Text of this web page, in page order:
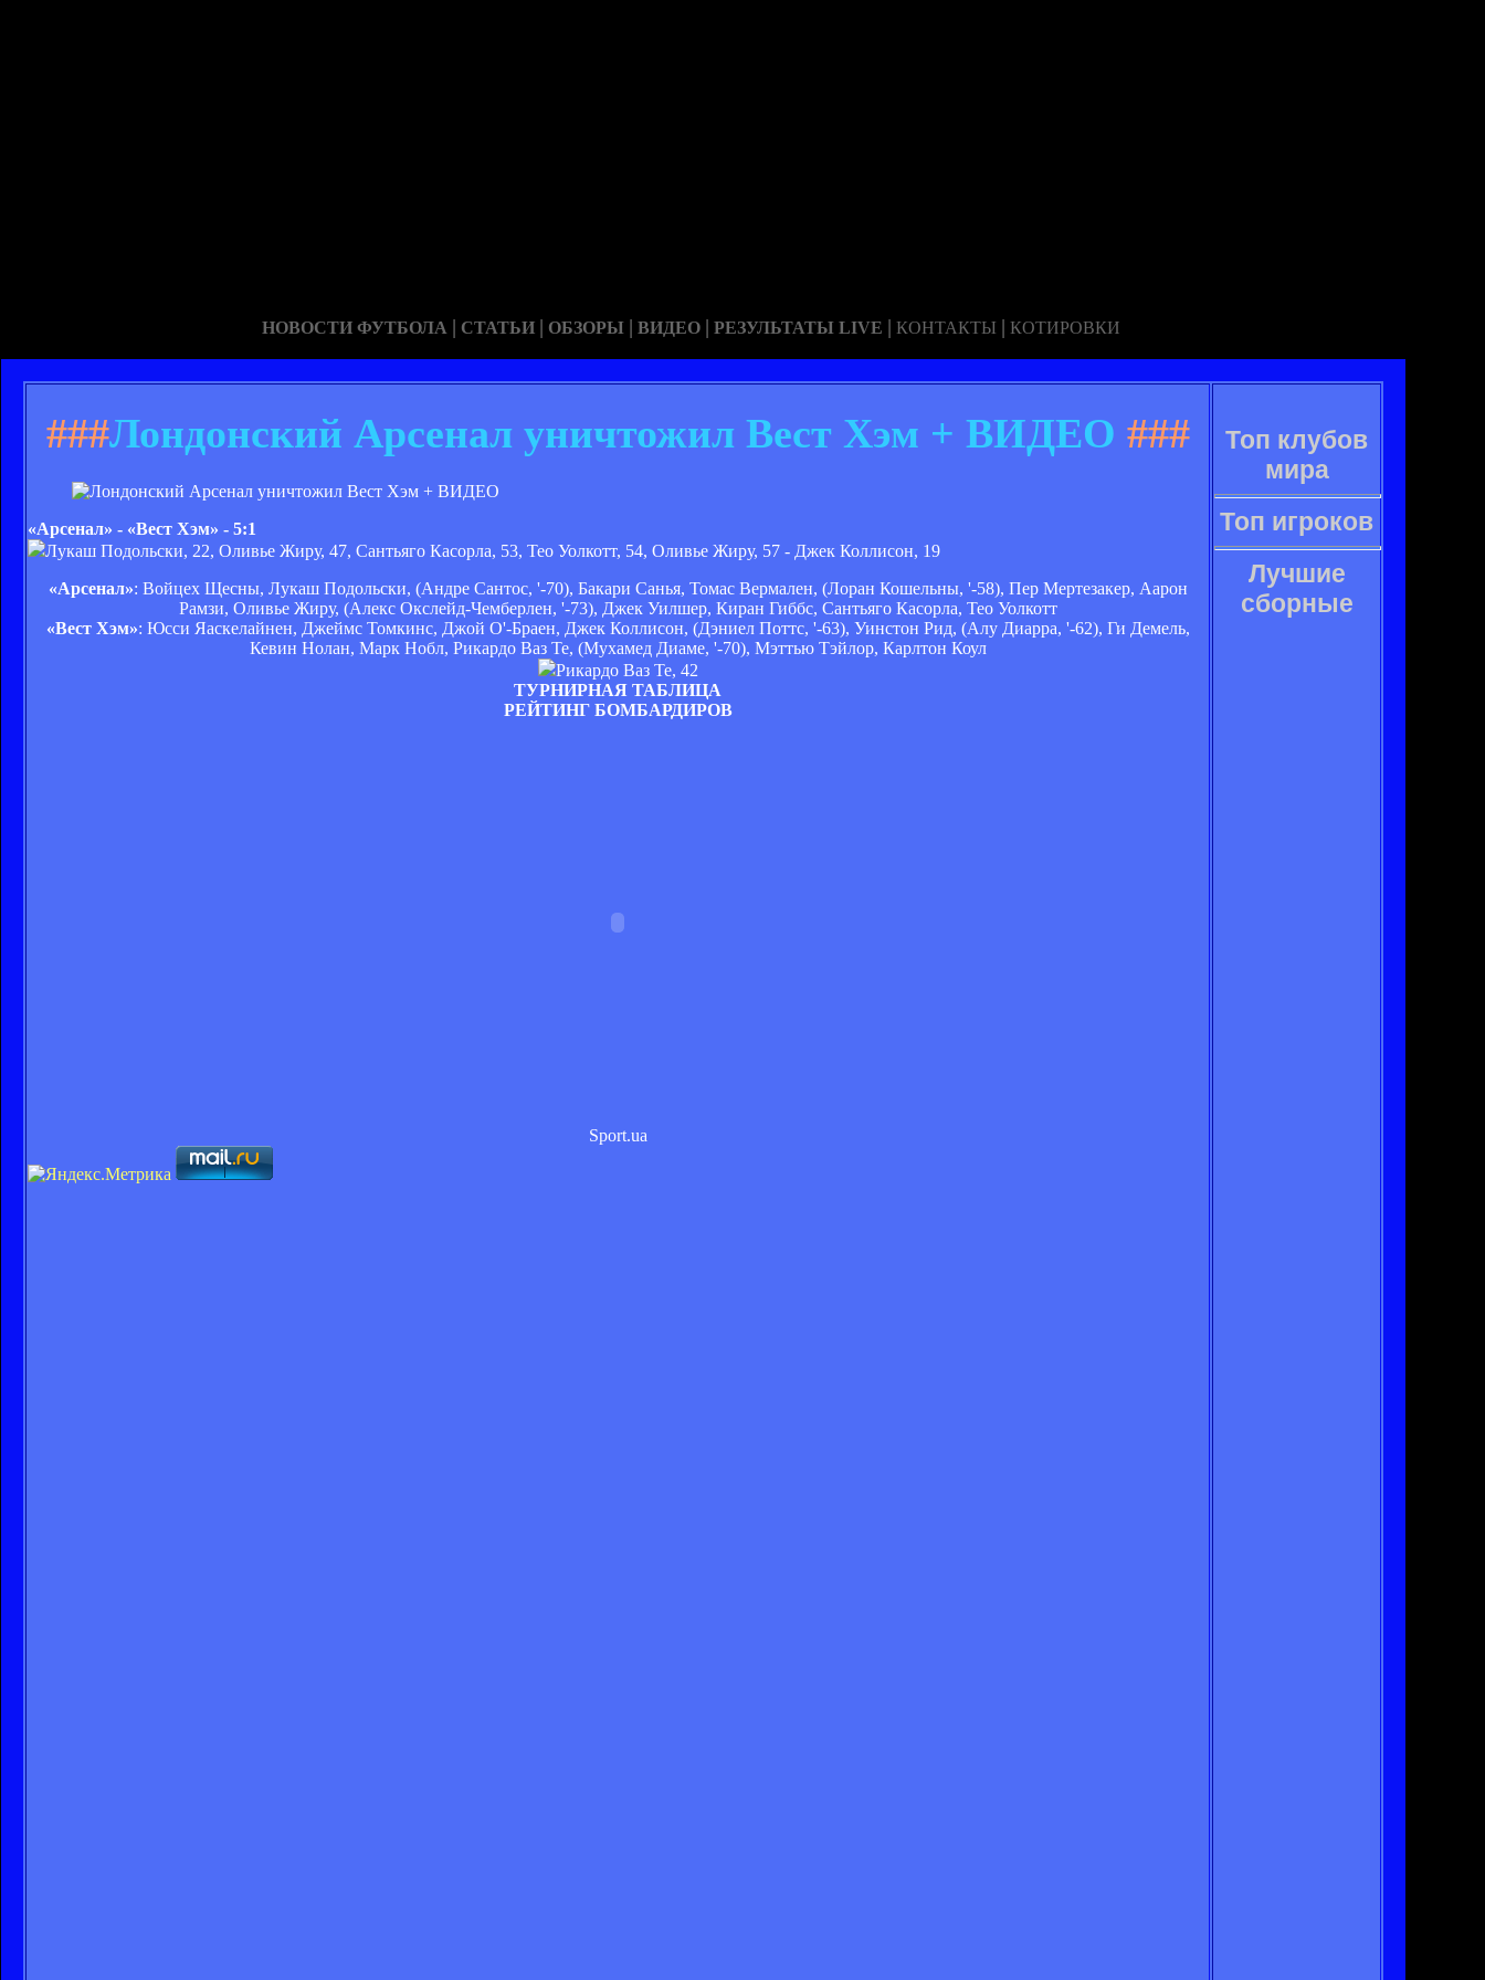
НОВОСТИ ФУТБОЛА | СТАТЬИ | ОБЗОРЫ | ВИДЕО | РЕЗУЛЬТАТЫ LIVE | КОНТАКТЫ | КОТИРОВКИ
###Лондонский Арсенал уничтожил Вест Хэм + ВИДЕО ###
«Арсенал» - «Вест Хэм» - 5:1
Лукаш Подольски, 22, Оливье Жиру, 47, Сантьяго Касорла, 53, Тео Уолкотт, 54, Оливье Жиру, 57 - Джек Коллисон, 19
«Арсенал»: Войцех Щесны, Лукаш Подольски, (Андре Сантос, '-70), Бакари Санья, Томас Вермален, (Лоран Кошельны, '-58), Пер Мертезакер, Аарон
Рамзи, Оливье Жиру, (Алекс Окслейд-Чемберлен, '-73), Джек Уилшер, Киран Гиббс, Сантьяго Касорла, Тео Уолкотт
«Вест Хэм»: Юсси Яаскелайнен, Джеймс Томкинс, Джой О'-Браен, Джек Коллисон, (Дэниел Поттс, '-63), Уинстон Рид, (Алу Диарра, '-62), Ги Демель,
Кевин Нолан, Марк Нобл, Рикардо Ваз Те, (Мухамед Диаме, '-70), Мэттью Тэйлор, Карлтон Коул
Рикардо Ваз Те, 42
ТУРНИРНАЯ ТАБЛИЦА
РЕЙТИНГ БОМБАРДИРОВ
Sport.ua
Топ клубов
мира
Топ игроков
Лучшие
сборные